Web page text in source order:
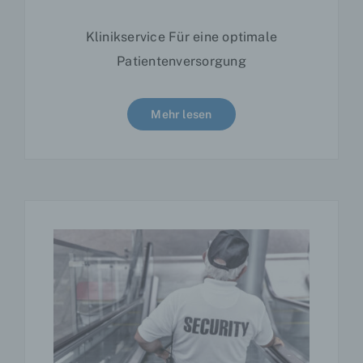
Klinikservice Für eine optimale
Patientenversorgung
Mehr lesen
Verarbeitung Verantwortlicher
Verantwortlicher oder für die Verarbeitung
Verantwortlicher ist die natürliche oder
juristische Person, Behörde, Einrichtung
das Recht der Mitgliedstaaten vorgegeben,
so kann der Verantwortliche
beziehungsweise können die bestimmten
Kriterien seiner Benennung nach dem
Unionsrecht oder dem Recht der
Mitgliedstaaten vorgesehen werden.
h) Auftragsverarbeiter